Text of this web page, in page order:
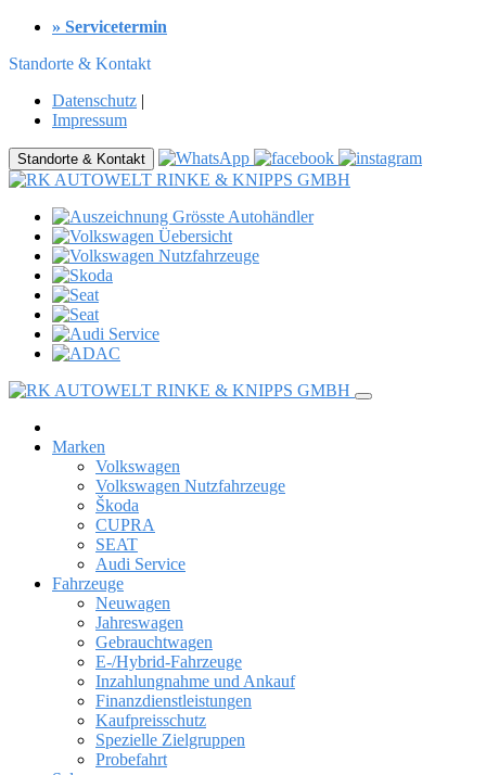
» Servicetermin
Standorte & Kontakt
Datenschutz |
Impressum
Standorte & Kontakt
Marken
Volkswagen
Volkswagen Nutzfahrzeuge
Škoda
CUPRA
SEAT
Audi Service
Fahrzeuge
Neuwagen
Jahreswagen
Gebrauchtwagen
E-/Hybrid-Fahrzeuge
Inzahlungnahme und Ankauf
Finanzdienstleistungen
Kaufpreisschutz
Spezielle Zielgruppen
Probefahrt